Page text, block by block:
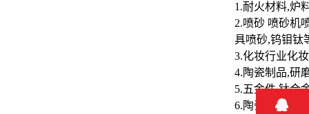
1.耐火材料,炉
2.喷砂 喷砂机
具喷砂,钨钼钛
3.化妆行业化
4.陶瓷制品,研
5.五金件,钛合
6.陶瓷釉料,环